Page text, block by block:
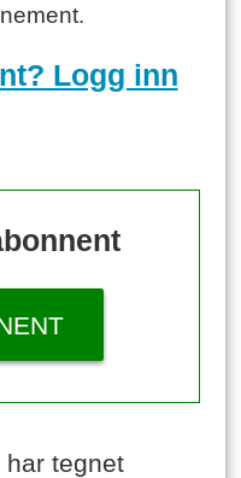
Logg inn
har tegnet